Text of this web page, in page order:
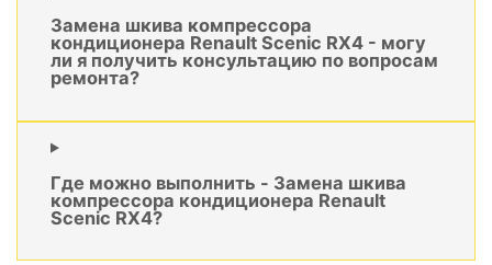
Замена шкива компрессора
кондиционера Renault Scenic RX4 - могу
ли я получить консультацию по вопросам
ремонта?
Где можно выполнить - Замена шкива
компрессора кондиционера Renault
Scenic RX4?